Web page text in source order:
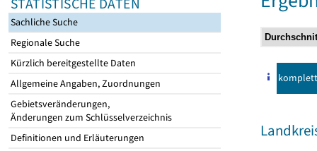
Sachliche Suche
Regionale Suche
Kürzlich bereitgestellte Daten
Allgemeine Angaben, Zuordnungen
Gebietsveränderungen,
Änderungen zum Schlüsselverzeichnis
Definitionen und Erläuterungen
komplett